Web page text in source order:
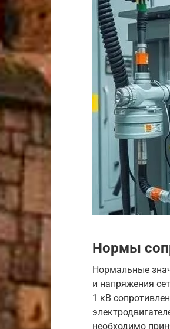
Нормы
Нормальные
и напряжения
1 кВ
необходимо